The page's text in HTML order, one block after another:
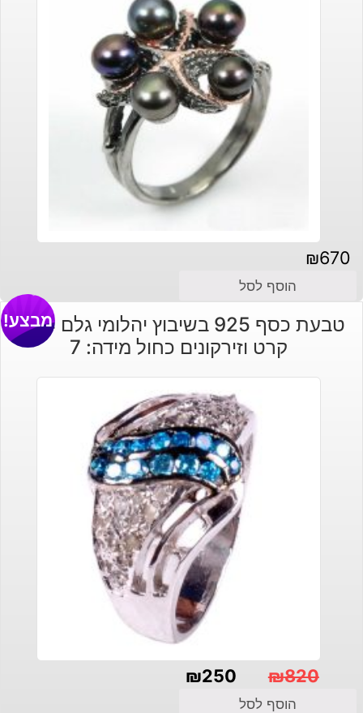
₪670
הוסף לסל
טבעת כסף 925 בשיבוץ יהלומי גלם 0.94
קרט וזירקונים כחול מידה: 7
מבצע!
₪820
₪250
הוסף לסל